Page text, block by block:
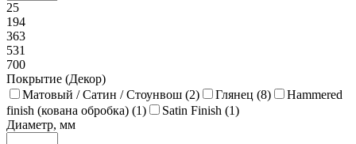
25
194
363
531
700
Покрытие (Декор)
Матовый / Сатин / Стоунвош (2) Глянец (8)
Hammered
finish (кована обробка) (1) Satin Finish (1)
Диаметр, мм